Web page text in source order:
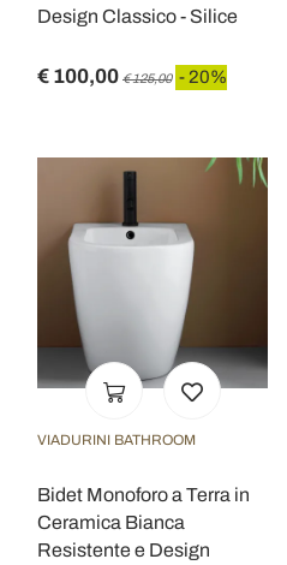
Design Classico - Silice
€ 100,00 € 125,00 - 20%
VIADURINI BATHROOM
Bidet Monoforo a Terra in
Ceramica Bianca
Resistente e Design